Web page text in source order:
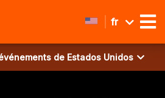
fr
de Estados Unidos